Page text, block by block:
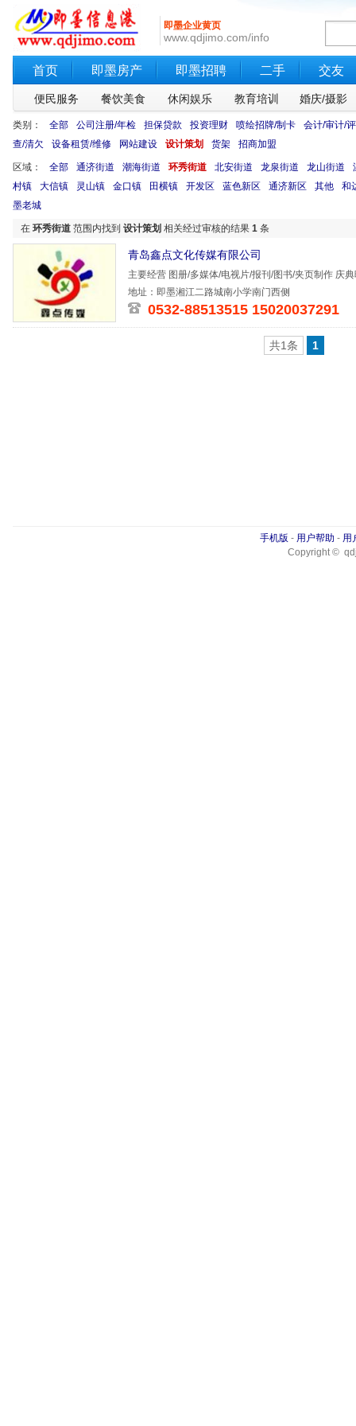
即墨企业黄页
www.qdjimo.com/info
首页 即墨房产 即墨招聘 二手 交友
便民服务 餐饮美食 休闲娱乐 教育培训 婚庆/摄影
类别： 全部 公司注册/年检 担保贷款 投资理财 喷绘招牌/制卡
会计/审计/
查/清欠
设备租赁/维修 网站建设 设计策划 货架 招商加盟
区域： 全部 通济街道 潮海街道 环秀街道 北安街道 龙泉街道 龙山街道
村镇
大信镇 灵山镇 金口镇 田横镇 开发区 蓝色新区 通济新区 其他
和
墨老城
在 环秀街道 范围内找到 设计策划 相关经过审核的结果 1 条
青岛鑫点文化传媒有限公司
主要经营 图册/多媒体/电视片/报刊/图书/夹页制作 庆
地址：即墨湘江二路城南小学南门西侧
0532-88513515 15020037291
共1条 1
手机版 - 用户帮助 - 用
Copyright ©